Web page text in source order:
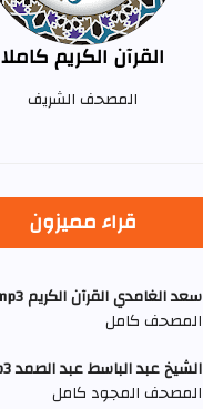
القرآن الكريم كاملا
المصحف الشريف
قراء مميزون
سعد الغامدي القرآن الكريم mp3
المصحف كامل
الشيخ عبد الباسط عبد الصمد mp3
المصحف المجود كامل